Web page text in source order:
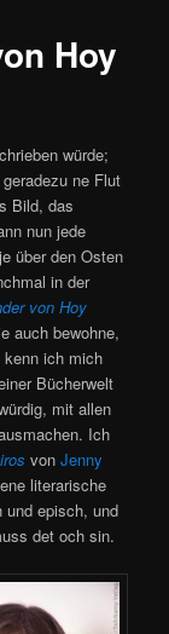
Hoy
würde;
ne Flut
Bild, das
nun jede
über den Osten
in der
von Hoy
auch bewohne,
kenn ich mich
Bücherwelt
mit allen
Ich
vonJenny
literarische
und episch, und
det och sin.